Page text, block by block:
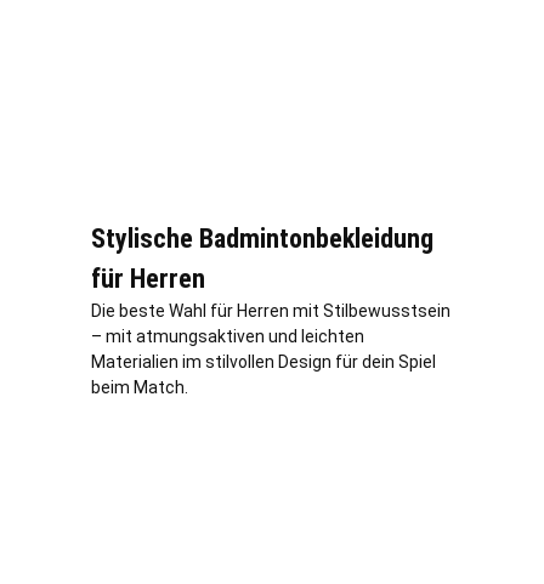
Stylische Badmintonbekleidung
für Herren
Die beste Wahl für Herren mit Stilbewusstsein
– mit atmungsaktiven und leichten
Materialien im stilvollen Design für dein Spiel
beim Match.